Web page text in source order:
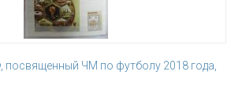
посвященный ЧМ по футболу 2018 года,